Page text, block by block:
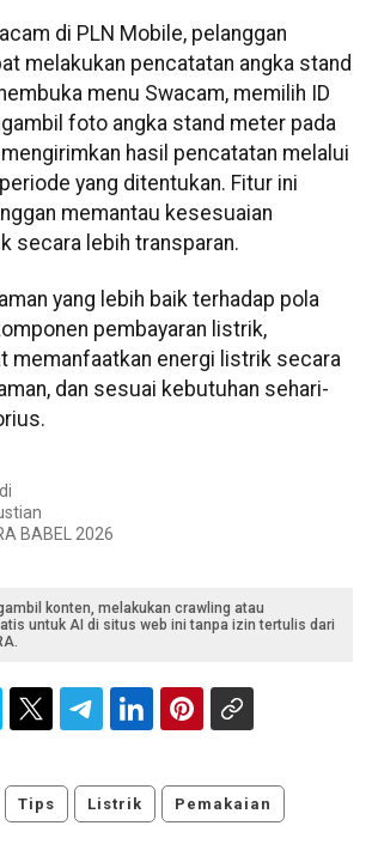
di PLN Mobile, pelanggan
melakukan pencatatan angka stand
menu Swacam, memilih ID
foto angka stand meter pada
hasil pencatatan melalui
yang ditentukan. Fitur ini
memantau kesesuaian
secara lebih transparan.
yang lebih baik terhadap pola
pembayaran listrik,
memanfaatkan energi listrik secara
dan sesuai kebutuhan sehari-
BABEL 2026
konten, melakukan crawling atau
untuk AI di situs web ini tanpa izin tertulis dari
Tips Listrik Pemakaian